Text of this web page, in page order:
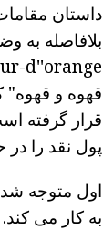
داستان
قهوه و قهوه"
قرار گرفته
پول نقد را در
اول متوجه
به کار می